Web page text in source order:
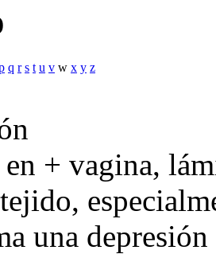
q r s t u v w x y z
+ vagina,
una